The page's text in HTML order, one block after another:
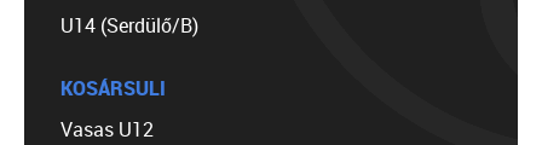
U14 (Serdülő/B)
KOSÁRSULI
Vasas U12